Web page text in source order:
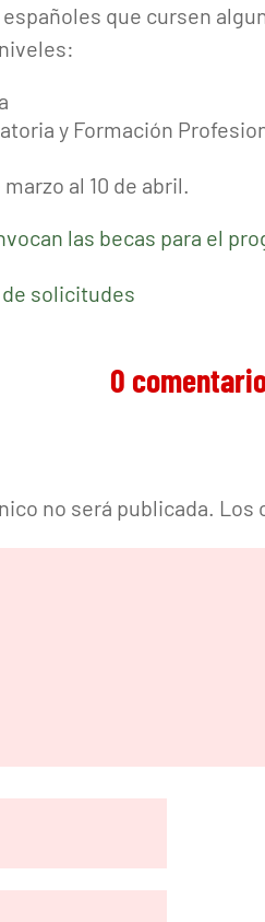
que cursen
y Formación
al 10 de abril.
las becas para el
solicitudes
0
no será publicada. Los